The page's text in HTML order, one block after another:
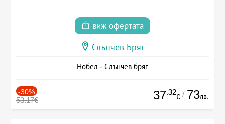
виж офертата
Слънчев Бряг
Нобел - Слънчев бряг
-30%
53.17€ 37.32
€ / 73лв.